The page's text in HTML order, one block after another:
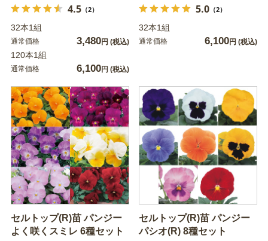
4.5（2）
32本1組
通常価格 3,480円 (税込)
120本1組
通常価格 6,100円 (税込)
5.0（2）
32本1組
通常価格 6,100円 (税込)
セルトップ(R)苗 パンジー
よく咲くスミレ 6種セット
セルトップ(R)苗 パンジー
パシオ(R) 8種セット